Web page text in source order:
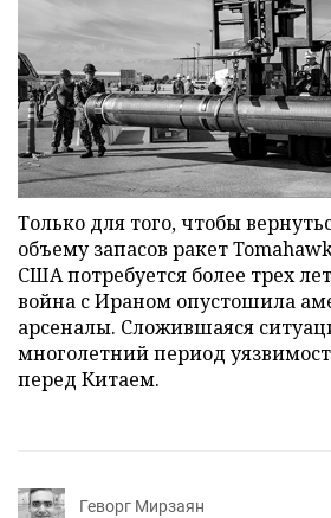
Только для того, чтобы
объему запасов ракет
США потребуется более трех
война с Ираном опустошила
арсеналы. Сложившаяся
многолетний период
перед Китаем.
Геворг Мирзаян